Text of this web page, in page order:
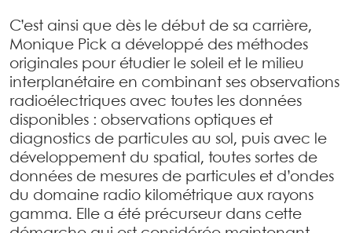
C’est ainsi que dès le début de sa carrière,
Monique Pick a développé des méthodes
originales pour étudier le soleil et le milieu
interplanétaire en combinant ses observations
radioélectriques avec toutes les données
disponibles : observations optiques et
diagnostics de particules au sol, puis avec le
développement du spatial, toutes sortes de
données de mesures de particules et d’ondes
du domaine radio kilométrique aux rayons
gamma. Elle a été précurseur dans cette